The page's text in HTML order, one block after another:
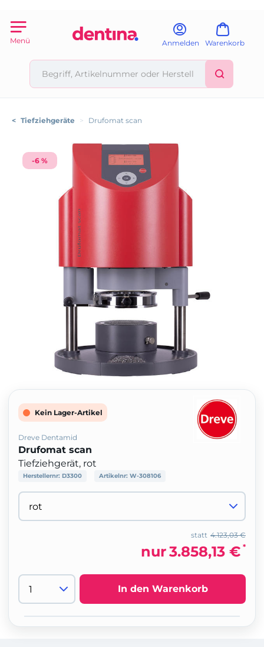
Menü Anmelden Warenkorb
< Tiefziehgeräte > Drufomat scan
-6 %
Kein Lager-Artikel
Dreve Dentamid
Drufomat scan
Tiefziehgerät, rot
Herstellernr: D3300 Artikelnr: W-308106
4.123,03 €
statt
nur3.858,13 € *
In den Warenkorb